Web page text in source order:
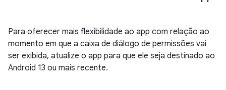
Para oferecer mais flexibilidade ao app com relação ao
momento em que a caixa de diálogo de permissões vai
ser exibida, atualize o app para que ele seja destinado ao
Android 13 ou mais recente.